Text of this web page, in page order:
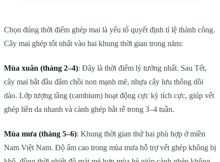
Chọn đúng thời điểm ghép mai là yếu tố quyết định tỉ lệ thành công.
Cây mai ghép tốt nhất vào hai khung thời gian trong năm:
Mùa xuân (tháng 2–4): Đây là thời điểm lý tưởng nhất. Sau Tết,
cây mai bắt đầu đâm chồi non mạnh mẽ, nhựa cây lưu thông dồi
dào. Lớp tượng tầng (cambium) hoạt động cực kỳ tích cực, giúp vết
ghép liền da nhanh và cành ghép bắt rễ trong 3–4 tuần.
Mùa mưa (tháng 5–6): Khung thời gian thứ hai phù hợp ở miền
Nam Việt Nam. Độ ẩm cao trong mùa mưa hỗ trợ vết ghép không bị